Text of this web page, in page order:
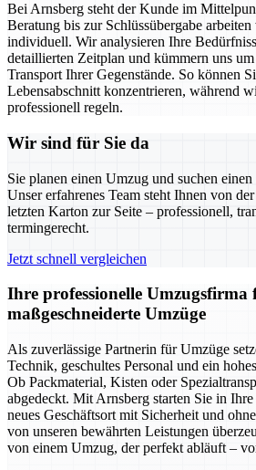
Bei Arnsberg steht der Kunde im
Beratung bis zur Schlüssübergabe
individuell. Wir analysieren Ihre
detaillierten Zeitplan und kümmern uns
Transport Ihrer Gegenstände. So können
Lebensabschnitt konzentrieren, während
professionell regeln.
Wir sind für Sie da
Sie planen einen Umzug und suchen
Unser erfahrenes Team steht Ihnen von
letzten Karton zur Seite – professionell,
termingerecht.
Jetzt schnell vergleichen
Ihre professionelle Umzugsfirma
maßgeschneiderte Umzüge
Als zuverlässige Partnerin für Umzüge
Technik, geschultes Personal und ein
Ob Packmaterial, Kisten oder
abgedeckt. Mit Arnsberg starten Sie in
neues Geschäftsort mit Sicherheit und
von unseren bewährten Leistungen
von einem Umzug, der perfekt abläuft –